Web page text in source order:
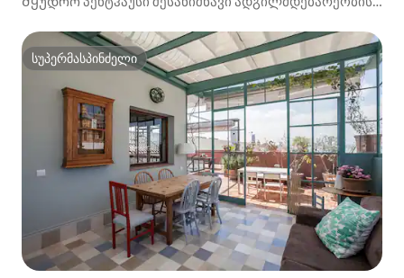
სუპერმასპინძელი
სუპერმასპინძელი